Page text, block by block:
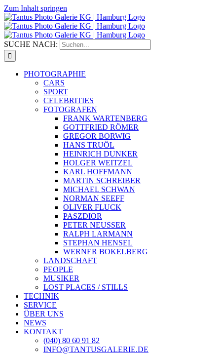
Zum Inhalt springen
SUCHE NACH:
PHOTOGRAPHIE
CARS
SPORT
CELEBRITIES
FOTOGRAFEN
FRANK WARTENBERG
GOTTFRIED RÖMER
GREGOR BORWIG
HANS TRUÖL
HEINRICH DUNKER
HOLGER WEITZEL
KARL HOFFMANN
MARTIN SCHREIBER
MICHAEL SCHWAN
NORMAN SEEFF
OLIVER FLUCK
PASZDIOR
PETER NEUSSER
RALPH LARMANN
STEPHAN HENSEL
WERNER BOKELBERG
LANDSCHAFT
PEOPLE
MUSIKER
LOST PLACES / STILLS
TECHNIK
SERVICE
ÜBER UNS
NEWS
KONTAKT
(040) 80 60 91 82
INFO@TANTUSGALERIE.DE